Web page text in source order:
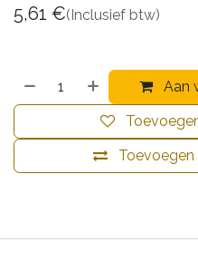
5,61 €(Inclusief btw)
Aan